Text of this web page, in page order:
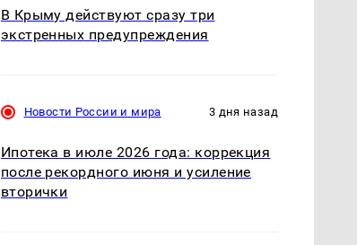
В Крыму действуют сразу три
экстренных предупреждения
Новости России и мира 3 дня назад
Ипотека в июле 2026 года: коррекция
после рекордного июня и усиление
вторички